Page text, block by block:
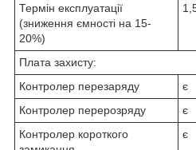
Термін експлуатації
(зниження ємності на 15-
20%)
Плата захисту:
Контролер перезаряду
є
Контролер перерозряду
є
Контролер короткого
є